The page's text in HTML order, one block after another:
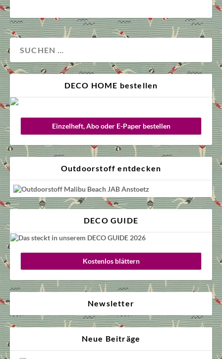
DECO HOME bestellen
Einzelheft, Abo oder E-Paper bestellen
Outdoorstoff entdecken
DECO GUIDE
Kostenlos blättern
Newsletter
Neue Beiträge